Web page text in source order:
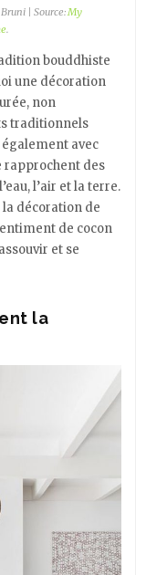
| Source:My
.
bouddhiste
une décoration
non
traditionnels
avec
rapprochent des
l’air et la terre.
décoration de
de cocon
et se
la